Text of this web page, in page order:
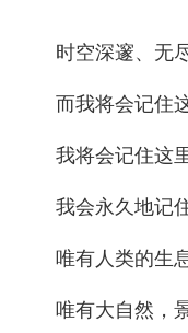
时空深邃、无
而我将会记住
我将会记住这
我会永久地记
唯有人类的生
唯有大自然，